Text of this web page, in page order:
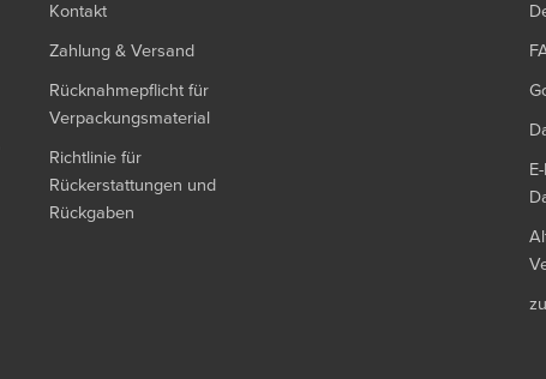
Kontakt
Zahlung & Versand
Rücknahmepflicht für
Verpackungsmaterial
Richtlinie für
Rückerstattungen und
Rückgaben